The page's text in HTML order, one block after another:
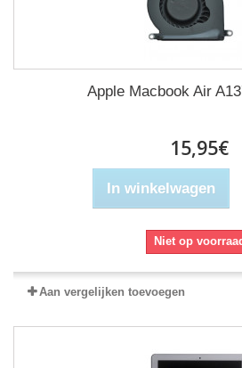
Apple Macbook Air
15,95€
In winkelwagen
Niet op
Aan vergelijken toevoegen